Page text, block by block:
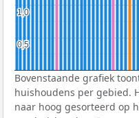
0,5
0,5
1,0
1,0
Bovenstaande grafiek
huishoudens per gebied.
naar hoog gesorteerd op